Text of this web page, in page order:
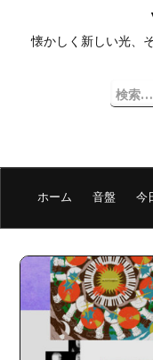
プ
懐かしく新しい光、
検
索:
ホーム 音盤 今